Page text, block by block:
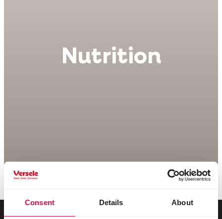
Consent Details About
Nutrition